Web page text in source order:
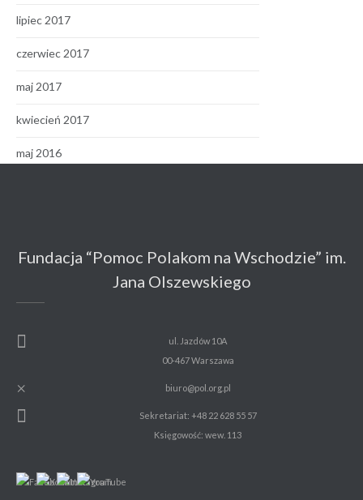
lipiec 2017
czerwiec 2017
maj 2017
kwiecień 2017
maj 2016
Fundacja “Pomoc Polakom na Wschodzie” im.
Jana Olszewskiego
ul. Jazdów 10A
00-467 Warszawa
biuro@pol.org.pl
Sekretariat: +48 22 628 55 57
Księgowość: wew. 113